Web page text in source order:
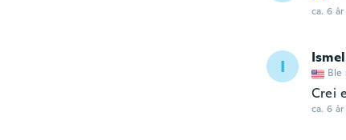
ca. 6
I Ble
Crei
ca. 6